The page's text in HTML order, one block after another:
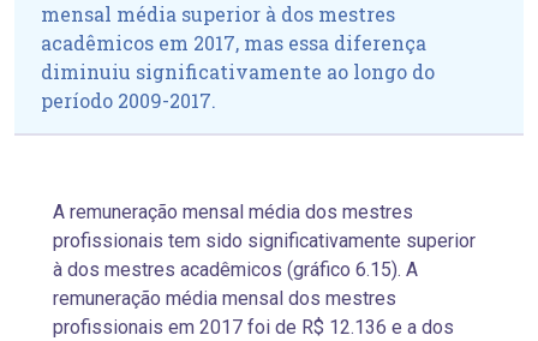
mensal média superior à dos mestres
acadêmicos em 2017, mas essa diferença
diminuiu significativamente ao longo do
período 2009-2017.
A remuneração mensal média dos mestres
profissionais tem sido significativamente superior
à dos mestres acadêmicos (gráfico 6.15). A
remuneração média mensal dos mestres
profissionais em 2017 foi de R$ 12.136 e a dos